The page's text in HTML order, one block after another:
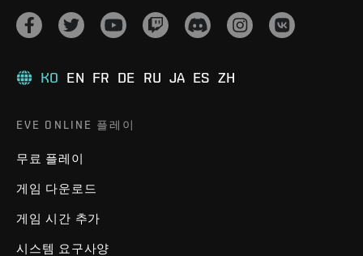
KO EN FR DE RU JA ES ZH
EVE ONLINE 플레이
무료 플레이
게임 다운로드
게임 시간 추가
시스템 요구사양